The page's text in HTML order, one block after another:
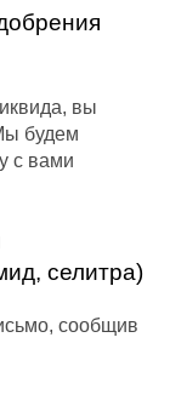
вы
будем
с вами
селитра)
сообщив